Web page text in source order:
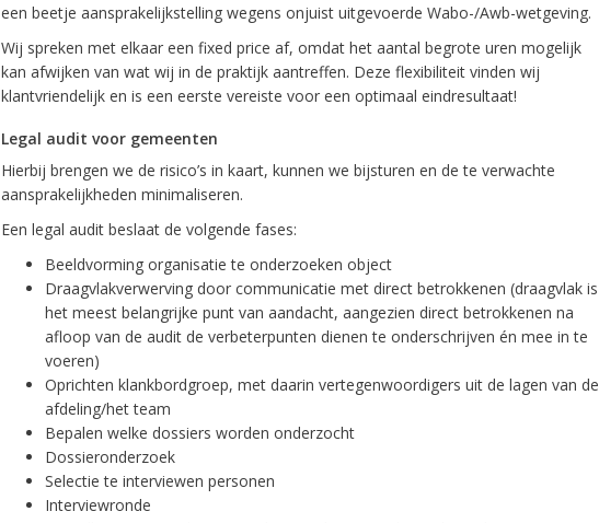
een beetje aansprakelijkstelling wegens onjuist uitgevoerde Wabo-/Awb-wetgeving.
Wij spreken met elkaar een fixed price af, omdat het aantal begrote uren mogelijk
kan afwijken van wat wij in de praktijk aantreffen. Deze flexibiliteit vinden wij
klantvriendelijk en is een eerste vereiste voor een optimaal eindresultaat!
Legal audit voor gemeenten
Hierbij brengen we de risico’s in kaart, kunnen we bijsturen en de te verwachte
aansprakelijkheden minimaliseren.
Een legal audit beslaat de volgende fases:
Beeldvorming organisatie te onderzoeken object
Draagvlakverwerving door communicatie met direct betrokkenen (draagvlak is
het meest belangrijke punt van aandacht, aangezien direct betrokkenen na
afloop van de audit de verbeterpunten dienen te onderschrijven én mee in te
voeren)
Oprichten klankbordgroep, met daarin vertegenwoordigers uit de lagen van de
afdeling/het team
Bepalen welke dossiers worden onderzocht
Dossieronderzoek
Selectie te interviewen personen
Interviewronde